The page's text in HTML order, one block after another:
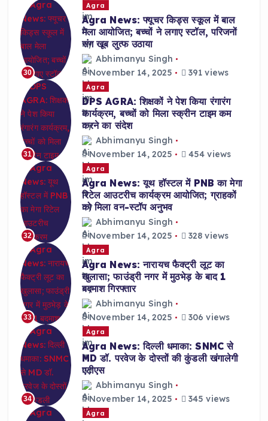
30
Agra
Agra News: फ्यूचर किड्स स्कूल में बाल
मेला आयोजित; बच्चों ने लगाए स्टॉल, परिजनों
संग खूब लुत्फ उठाया
Abhimanyu Singh
November 14, 2025
391 views
31
Agra
DPS AGRA: शिक्षकों ने पेश किया रंगारंग
कार्यक्रम, बच्चों को मिला स्क्रीन टाइम कम
करने का संदेश
Abhimanyu Singh
November 14, 2025
454 views
32
Agra
Agra News: यूथ हॉस्टल में PNB का मेगा
रिटेल आउटरीच कार्यक्रम आयोजित; ग्राहकों
को मिला वन-स्टॉप अनुभव
Abhimanyu Singh
November 14, 2025
328 views
33
Agra
Agra News: नारायच फैक्ट्री लूट का
खुलासा; फाउंड्री नगर में मुठभेड़ के बाद 1
बदमाश गिरफ्तार
Abhimanyu Singh
November 14, 2025
306 views
34
Agra
Agra News: दिल्ली धमाका: SNMC से
MD डॉ. परवेज के दोस्तों की कुंडली खंगालेगी
एटीएस
Abhimanyu Singh
November 14, 2025
345 views
Agra